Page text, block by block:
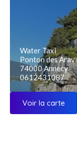
Water Taxi
Ponton des
74000 Annecy
0612431087
Voir la carte